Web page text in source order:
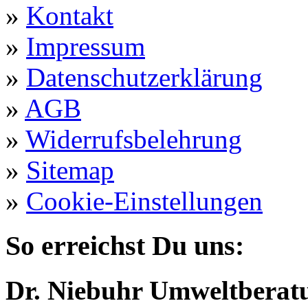
» Kontakt
» Impressum
» Datenschutzerklärung
» AGB
» Widerrufsbelehrung
» Sitemap
» Cookie-Einstellungen
So erreichst Du uns:
Dr. Niebuhr